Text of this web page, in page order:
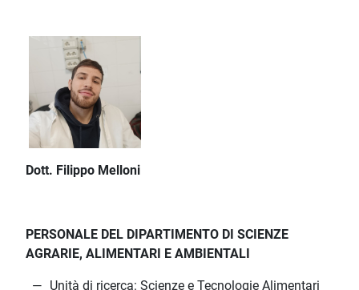
Dott. Filippo Melloni
PERSONALE DEL DIPARTIMENTO DI SCIENZE
AGRARIE, ALIMENTARI E AMBIENTALI
Unità di ricerca: Scienze e Tecnologie Alimentari